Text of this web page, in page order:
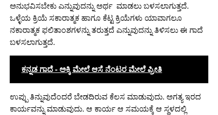
ಅನುಭವಿಸಬೇಕು ಎನ್ನುವುದನ್ನು ಅರ್ಥ ಮಾಡಲು ಬಳಸಲಾಗುತ್ತದೆ.
ಒಳ್ಳೆಯ ಕ್ರಿಯೆ ಸಕಾರಾತ್ಮಕ ಹಾಗೂ ಕೆಟ್ಟ ಕ್ರಿಯೆಗಳು ಯಾವಾಗಲೂ
ನಕಾರಾತ್ಮಕ ಫಲಿತಾಂಶಗಳನ್ನು ತರುತ್ತದೆ ಎನ್ನುವುದನ್ನು ತಿಳಿಸಲು ಈ ಗಾದೆ
ಬಳಸಲಾಗುತ್ತದೆ.
ಕನ್ನಡ ಗಾದೆ - ಅಕ್ಕಿ ಮೇಲೆ ಆಸೆ ನೆಂಟರ ಮೇಲೆ ಪ್ರೀತಿ
ಉಪ್ಪು ತಿನ್ನುವುದೆಂದರೆ ಬೇಡದಿರುವ ಕೆಲಸ ಮಾಡುವುದು. ಅಗತ್ಯ ಇರದ
ಕಾರ್ಯವನ್ನು ಮಾಡುವುದು. ಆ ಕಾರ್ಯ ಆ ಸಮಯಕ್ಕೆ ಆ ಸ್ಥಳದಲ್ಲಿ